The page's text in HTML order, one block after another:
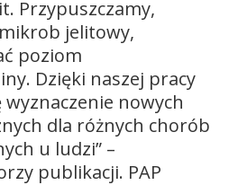
Przypuszczamy,
jelitowy,
poziom
Dzięki naszej pracy
nowych
dla różnych chorób
u ludzi” –
publikacji. PAP